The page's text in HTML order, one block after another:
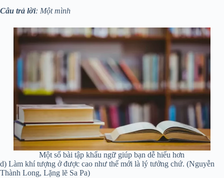
Câu trả lời: Một mình
Một số bài tập khẩu ngữ giúp bạn dễ hiểu hơn
d) Làm khí tượng ở được cao như thế mới là lý tưởng chứ. (Nguyễn
Thành Long, Lặng lẽ Sa Pa)